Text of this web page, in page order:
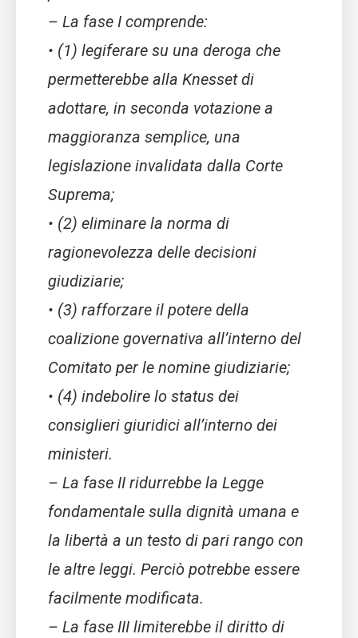
– La fase I comprende:
• (1) legiferare su una deroga che
permetterebbe alla Knesset di
adottare, in seconda votazione a
maggioranza semplice, una
legislazione invalidata dalla Corte
Suprema;
• (2) eliminare la norma di
ragionevolezza delle decisioni
giudiziarie;
• (3) rafforzare il potere della
coalizione governativa all’interno del
Comitato per le nomine giudiziarie;
• (4) indebolire lo status dei
consiglieri giuridici all’interno dei
ministeri.
– La fase II ridurrebbe la Legge
fondamentale sulla dignità umana e
la libertà a un testo di pari rango con
le altre leggi. Perciò potrebbe essere
facilmente modificata.
– La fase III limiterebbe il diritto di